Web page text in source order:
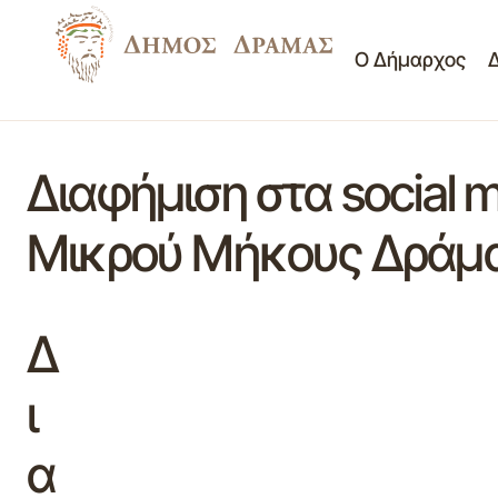
Ο Δήμαρχος
Διαφήμιση στα social
Μικρού Μήκους
Δ
ι
α